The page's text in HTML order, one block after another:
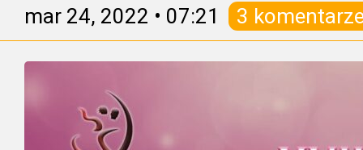
mar 24, 2022 • 07:21 3